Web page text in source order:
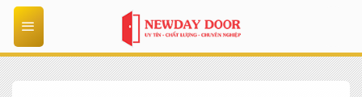
Bỏ
qua
nội
dung